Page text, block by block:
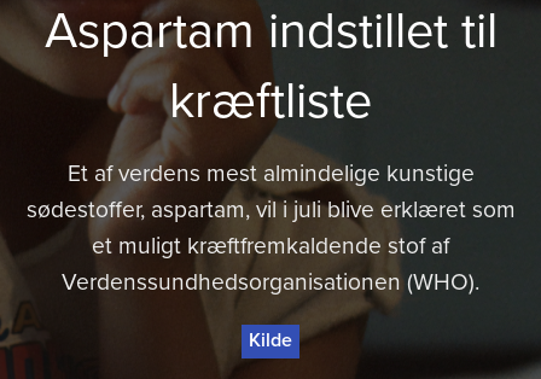
Aspartam indstillet til
kræftliste
Et af verdens mest almindelige kunstige
sødestoffer, aspartam, vil i juli blive erklæret som
et muligt kræftfremkaldende stof af
Verdenssundhedsorganisationen (WHO).
Kilde